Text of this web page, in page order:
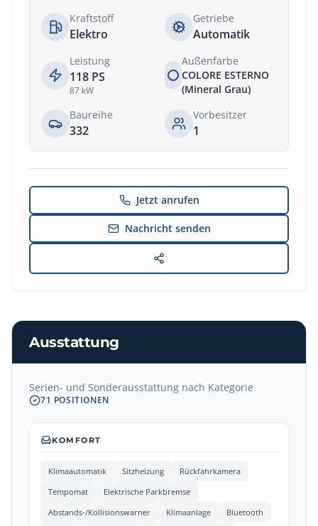
Kraftstoff
Elektro
Getriebe
Automatik
Leistung
118 PS
87 kW
Außenfarbe
COLORE ESTERNO
(Mineral Grau)
Baureihe
332
Vorbesitzer
1
Jetzt anrufen
Nachricht senden
Ausstattung
Serien- und Sonderausstattung nach Kategorie
71 POSITIONEN
KOMFORT
Klimaautomatik Sitzheizung
Rückfahrkamera
Tempomat
Elektrische Parkbremse
Abstands-/Kollisionswarner
Klimaanlage
Bluetooth